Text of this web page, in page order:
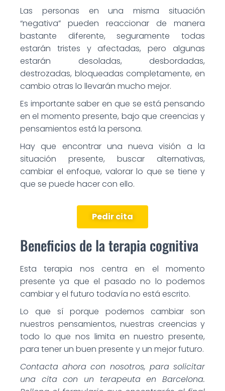
Las personas en una misma situación
“negativa” pueden reaccionar de manera
bastante diferente, seguramente todas
estarán tristes y afectadas, pero algunas
estarán desoladas, desbordadas,
destrozadas, bloqueadas completamente, en
cambio otras lo llevarán mucho mejor.
Es importante saber en que se está pensando
en el momento presente, bajo que creencias y
pensamientos está la persona.
Hay que encontrar una nueva visión a la
situación presente, buscar alternativas,
cambiar el enfoque, valorar lo que se tiene y
que se puede hacer con ello.
Pedir cita
Beneficios de la terapia cognitiva
Esta terapia nos centra en el momento
presente ya que el pasado no lo podemos
cambiar y el futuro todavía no está escrito.
Lo que sí porque podemos cambiar son
nuestros pensamientos, nuestras creencias y
todo lo que nos limita en nuestro presente,
para tener un buen presente y un mejor futuro.
Contacta ahora con nosotros, para solicitar
una cita con un terapeutaen Barcelona.